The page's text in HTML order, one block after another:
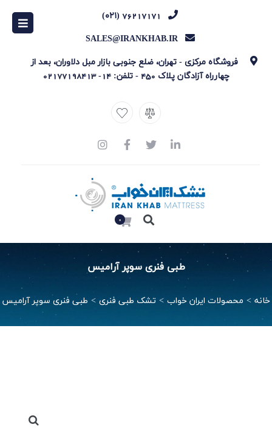
76217171 (۰۲۱)
SALES@IRANKHAB.IR
فروشگاه مرکزی - تهران، ضلع جنوبی بازار مبل دلاوران، بعد از
چهارراه آزادگان پلاک 450 -
تلفن: 14- 02177198413
0
طبی فنری سوپر آرامیس
خانه > محصولات ایران خواب > تشک طبی فنری > طبی فنری سوپر آرامیس